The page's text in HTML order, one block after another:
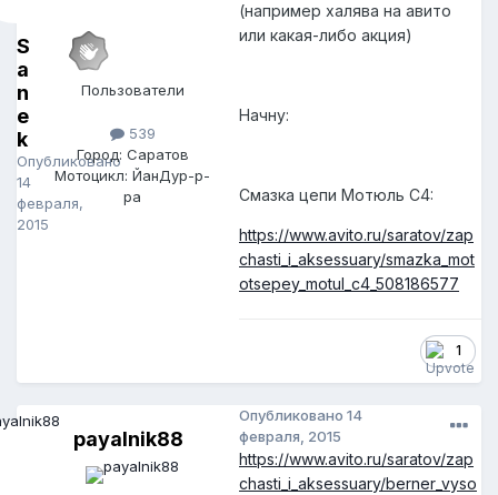
S
a
n
e
k
Опубликовано
14
февраля,
2015
Пользователи
539
Город: Саратов
Мотоцикл: ЙанДур-р-
ра
(например халява на авито
или какая-либо акция)
Начну:
Смазка цепи Мотюль С4:
https://www.avito.ru/saratov/zap
chasti_i_aksessuary/smazka_mot
otsepey_motul_c4_508186577
1
payalnik88
Опубликовано 14
февраля, 2015
https://www.avito.ru/saratov/zap
chasti_i_aksessuary/berner_vyso